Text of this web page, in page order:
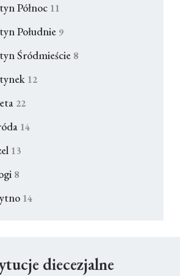
Północ 11
Południe 9
Śródmieście 8
12
22
14
13
8
14
diecezjalne